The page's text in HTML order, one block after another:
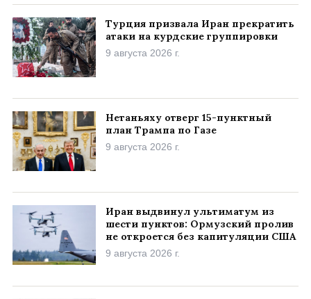
Турция призвала Иран прекратить
атаки на курдские группировки
9 августа 2026 г.
Нетаньяху отверг 15-пунктный
план Трампа по Газе
9 августа 2026 г.
Иран выдвинул ультиматум из
шести пунктов: Ормузский пролив
не откроется без капитуляции США
9 августа 2026 г.